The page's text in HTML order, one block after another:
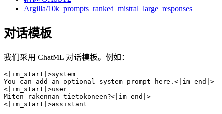
Argilla/10k_prompts_ranked_mistral_large_responses
对话模板
我们采用 ChatML 对话模板。例如：
<|im_start|>system
You can add an optional system prompt here.<|im_end|>
<|im_start|>user
Miten rakennan tietokoneen?<|im_end|>
<|im_start|>assistant